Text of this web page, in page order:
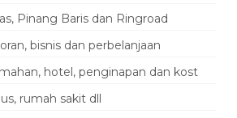
Pinang Baris dan Ringroad
bisnis dan perbelanjaan
hotel, penginapan dan kost
rumah sakit dll